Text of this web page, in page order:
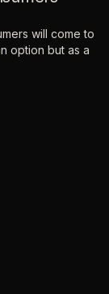
will come to
option but as a